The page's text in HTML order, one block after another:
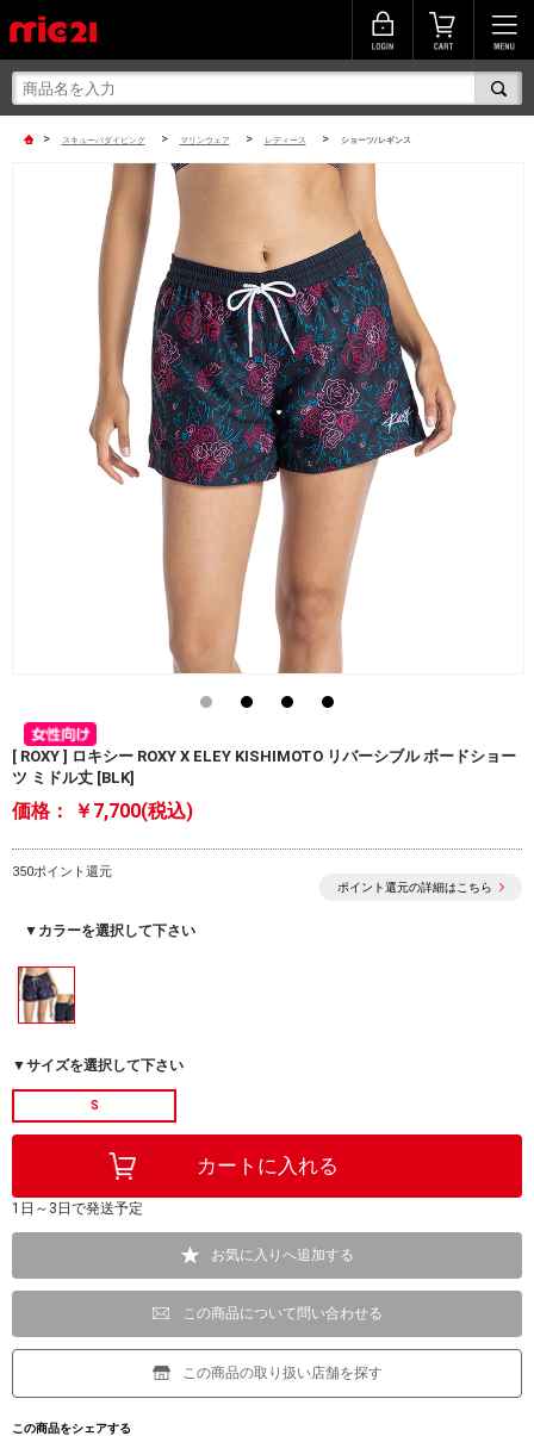
> スキューバダイビング > マリンウェア > レディース > ショーツ/レギンス
[ ROXY ] ロキシー ROXY X ELEY KISHIMOTO リバーシブル ボードショー
ツ ミドル丈 [BLK]
価格： ￥7,700(税込)
350ポイント還元
ポイント還元の詳細はこちら
▼カラーを選択して下さい
▼サイズを選択して下さい
S
1日～3日で発送予定
お気に入りへ追加する
この商品について問い合わせる
この商品の取り扱い店舗を探す
この商品をシェアする